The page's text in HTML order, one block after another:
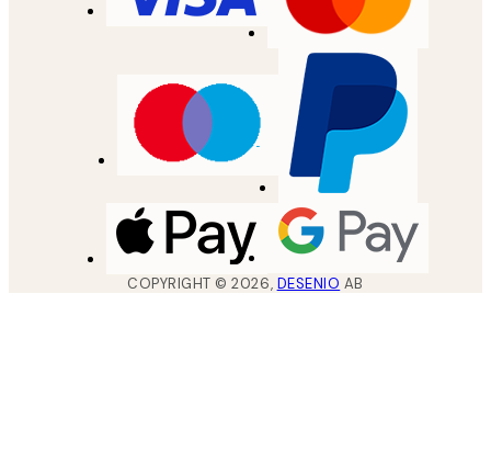
COPYRIGHT ©2026, DESENIO AB